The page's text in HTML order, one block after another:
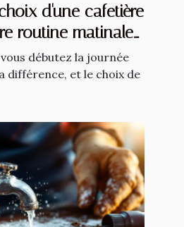
d'une cafetière
routine matinale
débutez la journée
différence, et le choix de